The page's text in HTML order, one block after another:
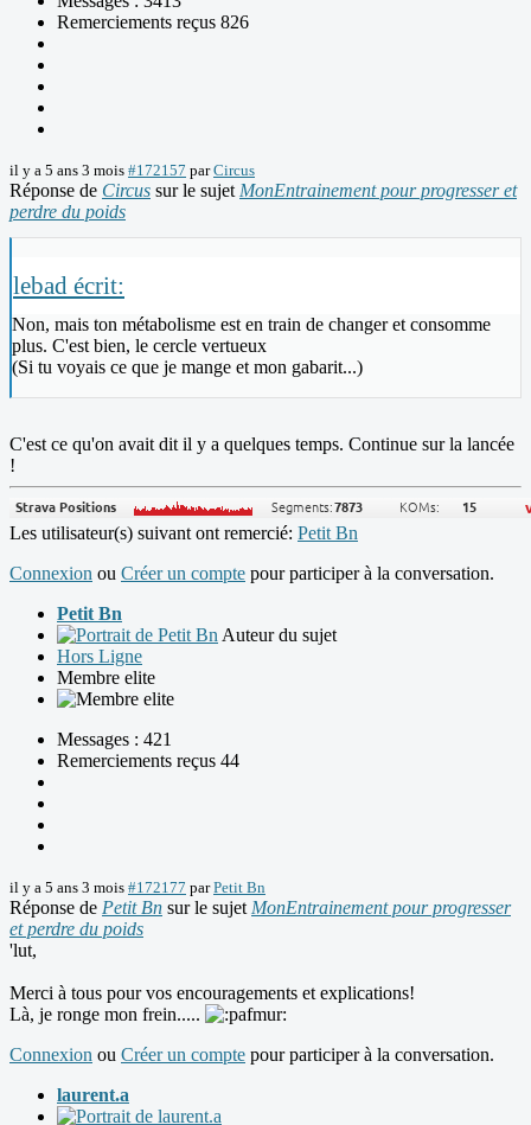
Remerciements reçus 826
il y a 5 ans 3 mois #172157 parCircus
Réponse de Circus sur le sujet MonEntrainement pour progresser et
perdre du poids
lebad écrit:
Non, mais ton métabolisme est en train de changer et consomme
plus. C'est bien, le cercle vertueux
(Si tu voyais ce que je mange et mon gabarit...)
C'est ce qu'on avait dit il y a quelques temps. Continue sur la lancée
!
Les utilisateur(s) suivant ont remercié: Petit Bn
Connexion ou Créer un compte pour participer à la conversation.
Petit Bn
Auteur du sujet
Hors Ligne
Membre elite
Messages : 421
Remerciements reçus 44
il y a 5 ans 3 mois #172177 parPetit Bn
Réponse de Petit Bn sur le sujet MonEntrainement pour progresser
et perdre du poids
'lut,
Merci à tous pour vos encouragements et explications!
Là, je ronge mon frein.....
Connexion ou Créer un compte pour participer à la conversation.
laurent.a